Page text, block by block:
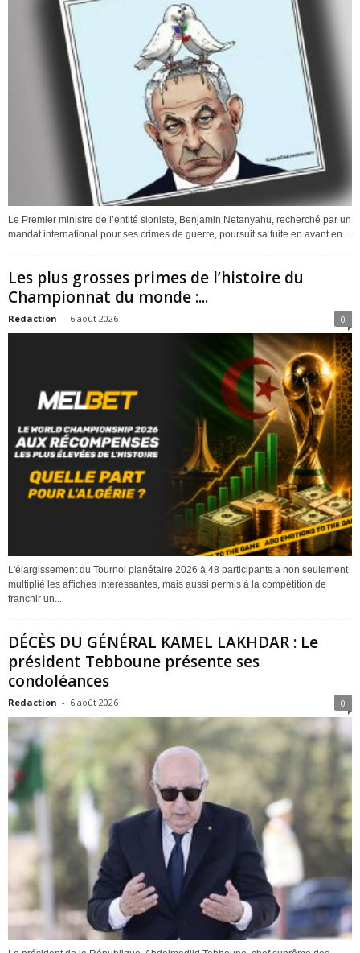
Le Premier ministre de l’entité sioniste, Benjamin Netanyahu, recherché par un
mandat international pour ses crimes de guerre, poursuit sa fuite en avant en...
Les plus grosses primes de l’histoire du
Championnat du monde :...
Redaction - 6 août 2026 0
L'élargissement du Tournoi planétaire 2026 à 48 participants a non seulement
multiplié les affiches intéressantes, mais aussi permis à la compétition de
franchir un...
DÉCÈS DU GÉNÉRAL KAMEL LAKHDAR : Le
président Tebboune présente ses
condoléances
Redaction - 6 août 2026 0